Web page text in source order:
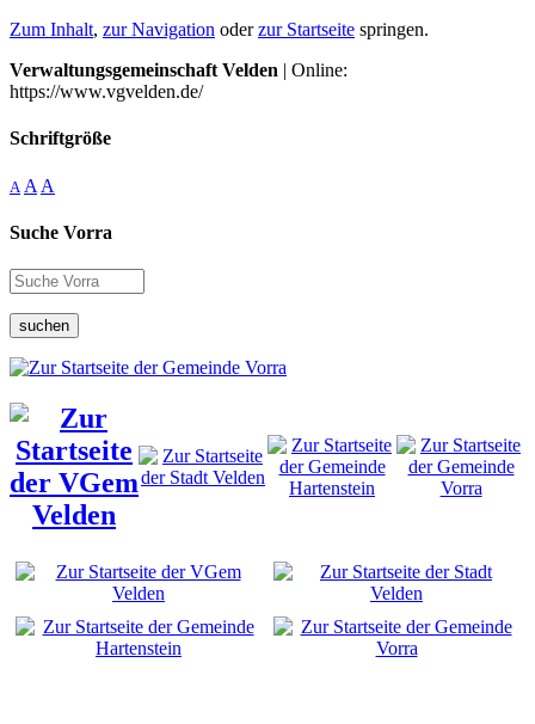
Zum Inhalt, zur Navigation oderzur Startseite springen.
Verwaltungsgemeinschaft Velden | Online:
https://www.vgvelden.de/
Schriftgröße
A A A
Suche Vorra
suchen